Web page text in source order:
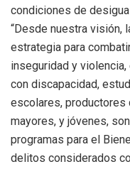
condiciones de
“Desde nuestra visión,
estrategia para
inseguridad y
con discapacidad,
escolares, productores
mayores, y jóvenes,
programas para el
delitos considerados